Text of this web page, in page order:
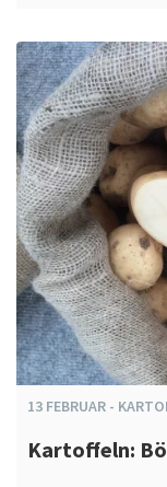
13 FEBRUAR -
Kartoffeln: